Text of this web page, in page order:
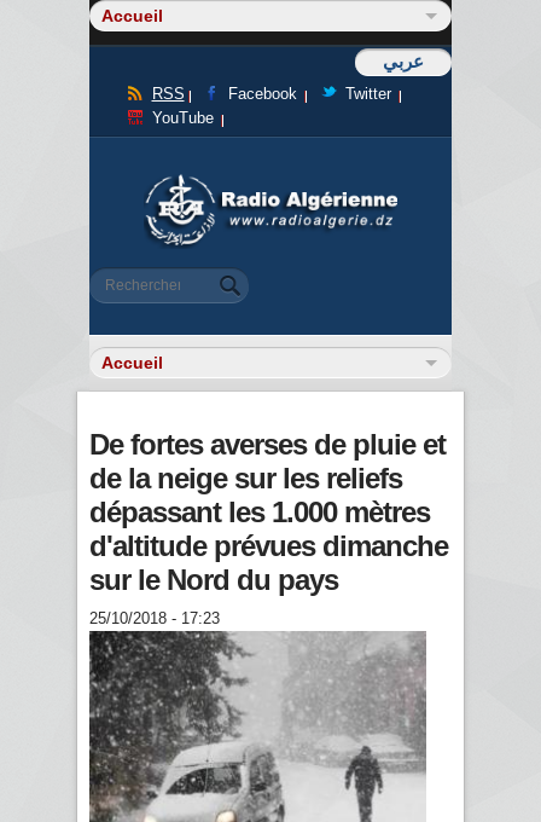
عربي
RSS Facebook
Twitter
YouTube
Formulaire de recherche
Rechercher
De fortes averses de pluie et
de la neige sur les reliefs
dépassant les 1.000 mètres
d'altitude prévues dimanche
sur le Nord du pays
25/10/2018 - 17:23